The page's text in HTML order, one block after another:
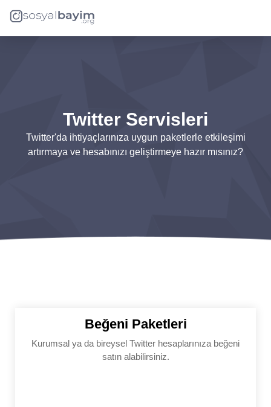
Twitter Servisleri
Twitter'da ihtiyaçlarınıza uygun paketlerle etkileşimi
artırmaya ve hesabınızı geliştirmeye hazır mısınız?
Beğeni Paketleri
Kurumsal ya da bireysel Twitter hesaplarınıza beğeni
satın alabilirsiniz.